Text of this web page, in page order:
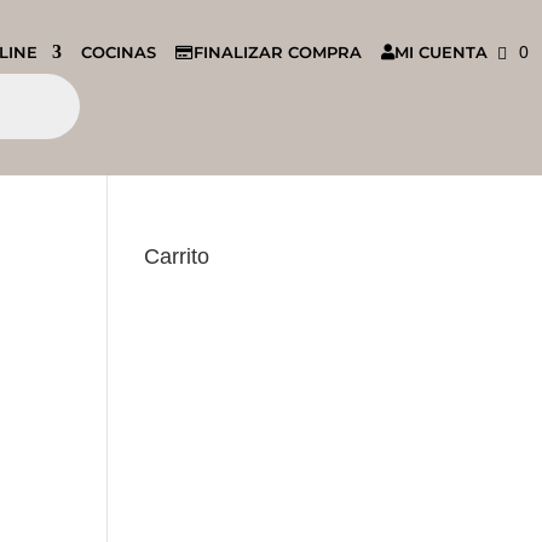
COCINAS FINALIZAR COMPRA MI CUENTA 0
Carrito